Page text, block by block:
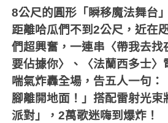
8公尺的圓形「瞬移魔法舞台
距離哈瓜們不到2公尺，近在
們超興奮，一連串〈帶我去找
要佔據你〉、〈法蘭西多士〉
喘氣炸轟全場，告五人一句：
腳離開地面！」搭配雷射光束
派對」，2萬歌迷嗨到爆炸！